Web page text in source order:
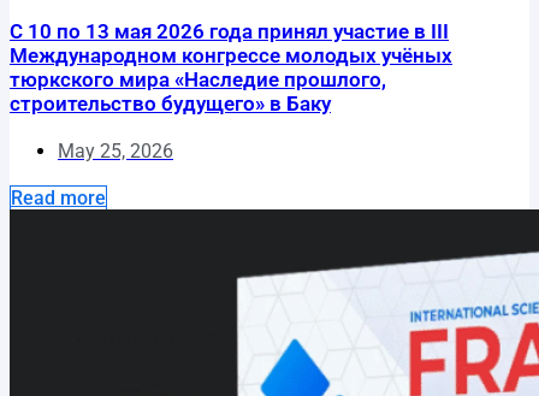
С 10 по 13 мая 2026 года принял участие в III
Международном конгрессе молодых учёных
тюркского мира «Наследие прошлого,
строительство будущего» в Баку
May 25, 2026
Read more